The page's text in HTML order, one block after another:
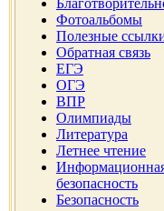
Фотоальбомы
Полезные
Обратная связь
ЕГЭ
ОГЭ
ВПР
Олимпиады
Литература
Летнее чтение
безопасность
Безопасность